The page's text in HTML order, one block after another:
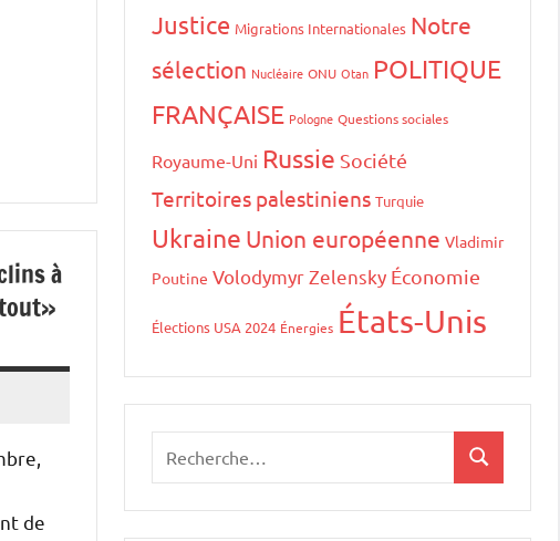
à
de
Justice Migrations Internationales Notre
sélection Nucléaire ONU Otan POLITIQUE
FRANÇAISE Pologne Questions sociales
Royaume-Uni Russie Société
Territoires palestiniens Turquie
Ukraine Union européenne Vladimir
Poutine Volodymyr Zelensky Économie
Élections USA 2024 Énergies États-Unis